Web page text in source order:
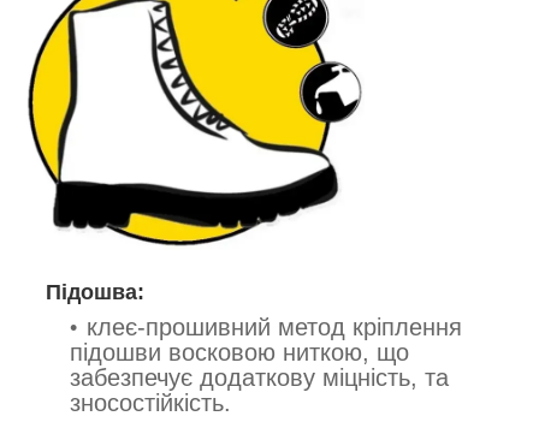
Підошва:
клеє-прошивний метод кріплення
підошви восковою ниткою, що
забезпечує додаткову міцність, та
зносостійкість.